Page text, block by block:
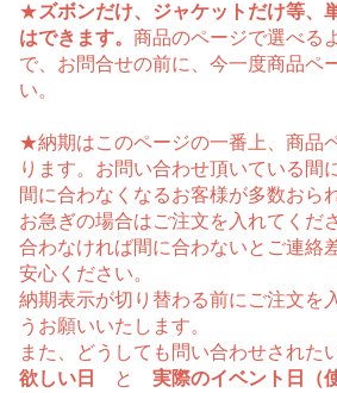
★ズボンだけ、ジャケットだけ等、
はできます。 商品のページで選べる
で、お問合せの前に、今一度商品ペ
い。
★納期はこのページの一番上、商品
ります。お問い合わせ頂いている間
間に合わなくなるお客様が多数おら
お急ぎの場合はご注文を入れてくだ
合わなければ間に合わないとご連絡
安心ください。
納期表示が切り替わる前にご注文を
うお願いいたします。
また、どうしても問い合わせされた
欲しい日
と 実際のイベント日（